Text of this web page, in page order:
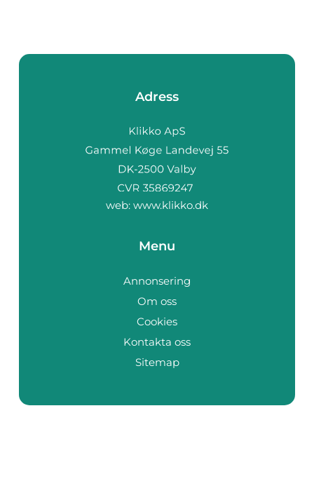
Adress
web: www.klikko.dk
Menu
Annonsering
Om oss
Cookies
Kontakta oss
Sitemap